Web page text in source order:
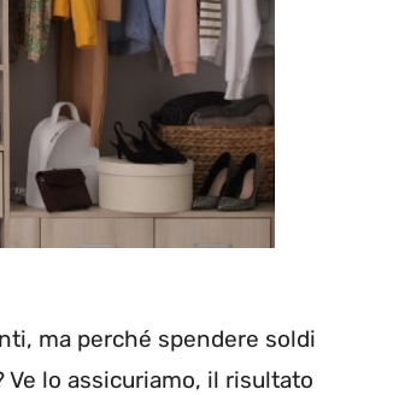
ma perché spendere soldi
lo assicuriamo, il risultato